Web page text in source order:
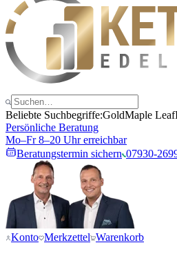
Beliebte Suchbegriffe:GoldMaple Leaf
Persönliche Beratung
Mo–Fr 8–20 Uhr erreichbar
Beratungstermin sichern 07930-
Konto Merkzettel Warenkorb